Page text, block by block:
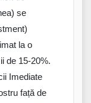
se
la o
de 15-20%.
Imediate
față de